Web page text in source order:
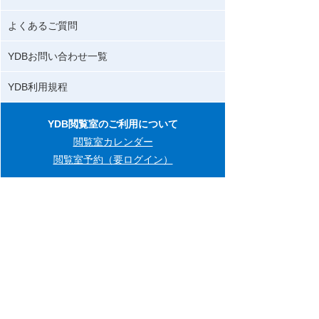
よくあるご質問
YDBお問い合わせ一覧
YDB利用規程
YDB閲覧室のご利用について
閲覧室カレンダー
閲覧室予約（要ログイン）